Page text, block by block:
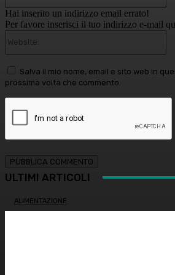
Hai inserito un indirizzo email errato!
Per favore inserisci il tuo indirizzo e-mail
Salva il mio nome, email e sito web in
prossima volta che commento.
ULTIMI ARTICOLI
ALIMENTAZIONE
Alimentazione nei mesi caldi:
Trapianto di cornea ad altissimo